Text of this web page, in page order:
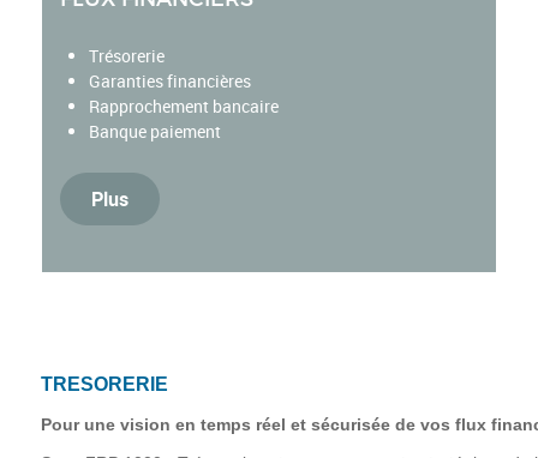
Trésorerie
Garanties financières
Rapprochement bancaire
Banque paiement
Plus
TRESORERIE
Pour une vision en temps réel et sécurisée de vos flux